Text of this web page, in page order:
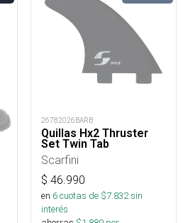
26782026BARB
Quillas Hx2 Thruster
Set Twin Tab
Scarfini
$ 46.990
en 6cuotas de $7.832sin
interés